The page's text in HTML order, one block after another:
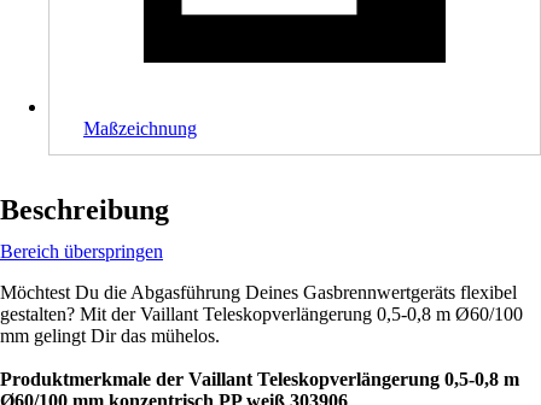
Maßzeichnung
Beschreibung
Bereich überspringen
Möchtest Du die Abgasführung Deines Gasbrennwertgeräts flexibel
gestalten? Mit der Vaillant Teleskopverlängerung 0,5-0,8 m Ø60/100
mm gelingt Dir das mühelos.
Produktmerkmale der Vaillant Teleskopverlängerung 0,5-0,8 m
Ø60/100 mm konzentrisch PP weiß 303906